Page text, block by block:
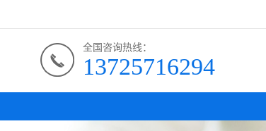
全国咨询热线：
13725716294